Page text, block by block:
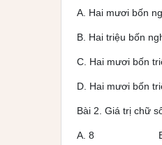
A. Hai mươi bốn
B. Hai triệu bốn
C. Hai mươi bốn
D. Hai mươi bốn
Bài 2. Giá trị chữ
A. 8 B.